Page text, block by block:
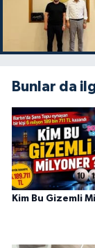
Bunlar da
Kim Bu Gizemli